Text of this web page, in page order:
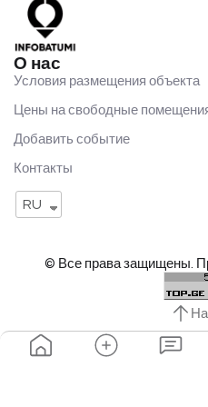
О нас
Условия размещения объекта
Цены на свободные
Добавить событие
Контакты
RU
© Все права защищены.